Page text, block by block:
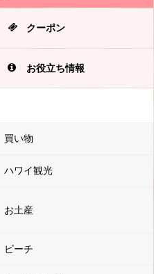
クーポン
お役立ち情報
買い物
ハワイ観光
お土産
ビーチ